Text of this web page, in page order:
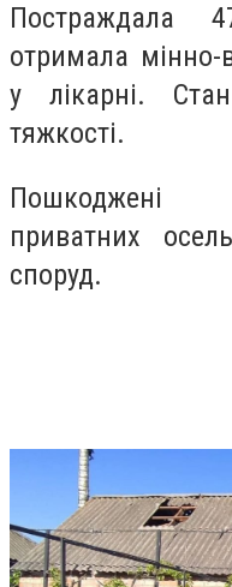
Постраждала
отримала мінно-
у лікарні.
тяжкості.
Пошкоджені
приватних
споруд.